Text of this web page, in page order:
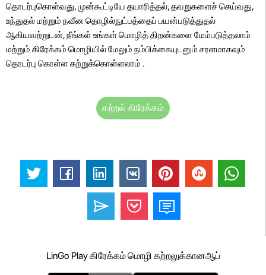
தொடர்புகொள்வது, முன்கூட்டியே தயாரித்தல், தவறுகளைச் செய்வது,
உந்துதல் மற்றும் நவீன தொழில்நுட்பத்தைப் பயன்படுத்துதல்
ஆகியவற்றுடன், நீங்கள் உங்கள் மொழித் திறன்களை மேம்படுத்தலாம்
மற்றும் கிரேக்கம் மொழியில் மேலும் நம்பிக்கையுடனும் சரளமாகவும்
தொடர்பு கொள்ள கற்றுக்கொள்ளலாம் .
கற்றல் கிரேக்கம்
LinGo Play கிரேக்கம் மொழி கற்றலுக்கானஆப்